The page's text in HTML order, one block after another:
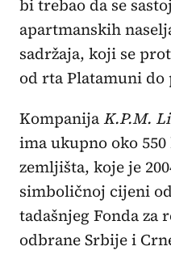
bi trebao da se
apartmanskih
sadržaja, koji se
od rta Platamuni do
KompanijaK.P.M.
ima ukupno oko
zemljišta, koje je
simboličnoj cijeni
tadašnjeg Fonda za
odbrane Srbije i